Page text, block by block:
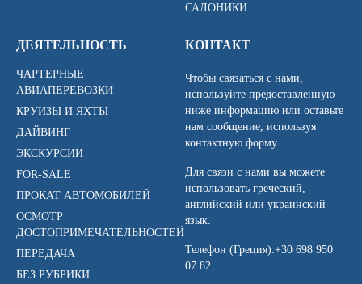
САЛОНИКИ
ДЕЯТЕЛЬНОСТЬ
ЧАРТЕРНЫЕ
АВИАПЕРЕВОЗКИ
КРУИЗЫ И ЯХТЫ
ДАЙВИНГ
ЭКСКУРСИИ
FOR-SALE
ПРОКАТ АВТОМОБИЛЕЙ
ОСМОТР
ДОСТОПРИМЕЧАТЕЛЬНОСТЕЙ
ПЕРЕДАЧА
БЕЗ РУБРИКИ
КОНТАКТ
Чтобы связаться с нами,
используйте предоставленную
ниже информацию или оставьте
нам сообщение, используя
контактную форму.
Для связи с нами вы можете
использовать греческий,
английский или украинский
язык.
Телефон (Греция):+30 698 950
07 82